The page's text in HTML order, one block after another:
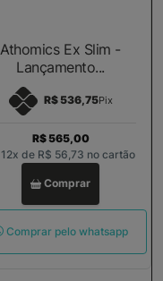
Athomics Ex Slim -
Lançamento...
R$ 536,75Pix
R$ 565,00
12x de R$ 56,73 no cartão
Comprar
Comprar pelo whatsapp